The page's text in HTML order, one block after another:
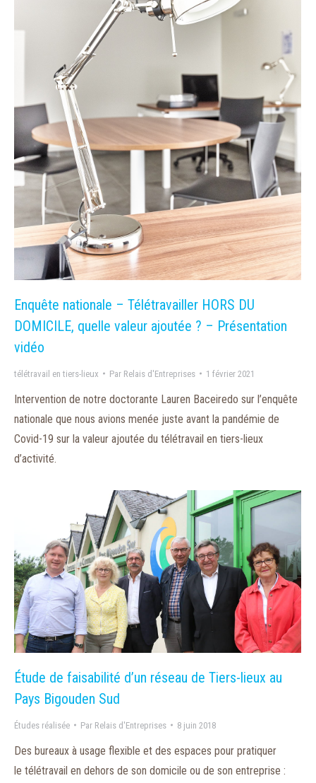
Enquête nationale – Télétravailler HORS DU
DOMICILE, quelle valeur ajoutée ? – Présentation
vidéo
télétravail en tiers-lieux Par Relais d'Entreprises 1 février 2021
Intervention de notre doctorante Lauren Baceiredo sur l’enquête
nationale que nous avions menée juste avant la pandémie de
Covid-19 sur la valeur ajoutée du télétravail en tiers-lieux
d’activité.
Étude de faisabilité d’un réseau de Tiers-lieux au
Pays Bigouden Sud
Études réalisée Par Relais d'Entreprises 8 juin 2018
Des bureaux à usage flexible et des espaces pour pratiquer
le télétravail en dehors de son domicile ou de son entreprise :